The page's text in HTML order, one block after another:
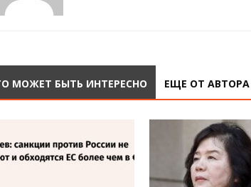
МОЖЕТ БЫТЬ ИНТЕРЕСНО ЕЩЕ ОТ АВТОРА